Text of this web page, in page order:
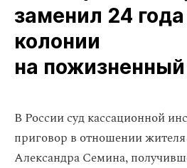
заменил 24 года
колонии
на
В России суд кассационной
приговор в отношении
Александра Семина,